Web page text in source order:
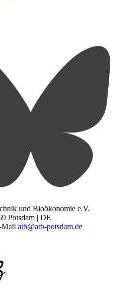
und Bioökonomie e.V.
Potsdam | DE
Mail atb@atb-potsdam.de